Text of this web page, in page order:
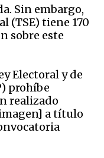
Sin embargo,
(TSE) tiene 170
sobre este
Electoral y de
prohíbe
realizado
a título